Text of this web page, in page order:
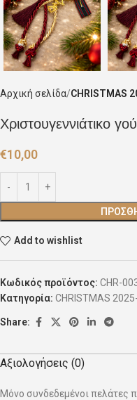
Αρχική σελίδα CHRISTMAS
Χριστουγεννιάτικο
€10,00
Add to wishlist
Κωδικός προϊόντος: CHR-
Κατηγορία: CHRISTMAS
Share:
Αξιολογήσεις (0)
Μόνο συνδεδεμένοι πελάτες